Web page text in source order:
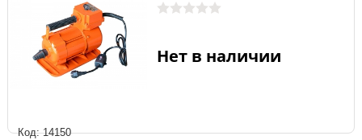
Код: 14150
Нет в наличии